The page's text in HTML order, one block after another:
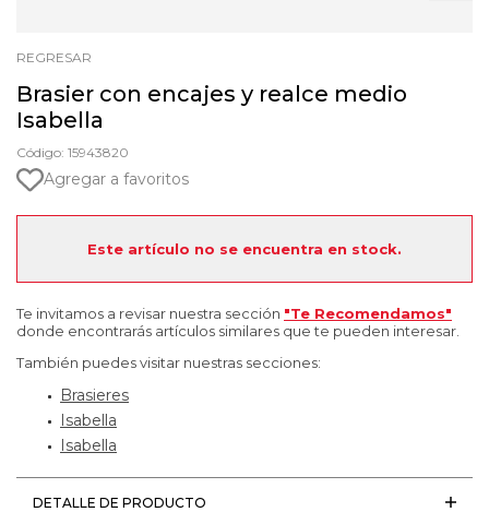
REGRESAR
Brasier con encajes y realce medio
Isabella
Código: 15943820
Agregar a favoritos
Este artículo no se encuentra en stock.
Te invitamos a revisar nuestra sección "Te Recomendamos"
donde encontrarás artículos similares que te pueden interesar.
También puedes visitar nuestras secciones:
Brasieres
Isabella
Isabella
DETALLE DE PRODUCTO